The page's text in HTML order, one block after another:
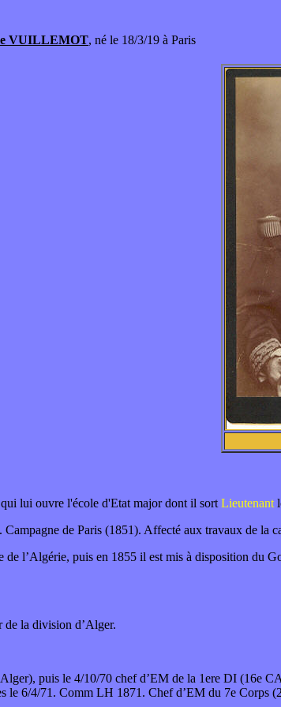
VUILLEMOT, né le 18/3/19 à Paris
lui ouvre l'école d'Etat major dont il sort Lieutenant
de Paris (1851). Affecté aux travaux de la
l’Algérie, puis en 1855 il est mis à disposition du
de la division d’Alger.
puis le 4/10/70 chef d’EM de la 1ere DI (16e
le 6/4/71. Comm LH 1871. Chef d’EM du 7e